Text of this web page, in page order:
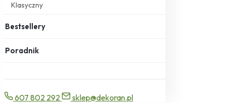
Klasyczny
Bestsellery
Poradnik
607 802 292
sklep@dekoran.pl